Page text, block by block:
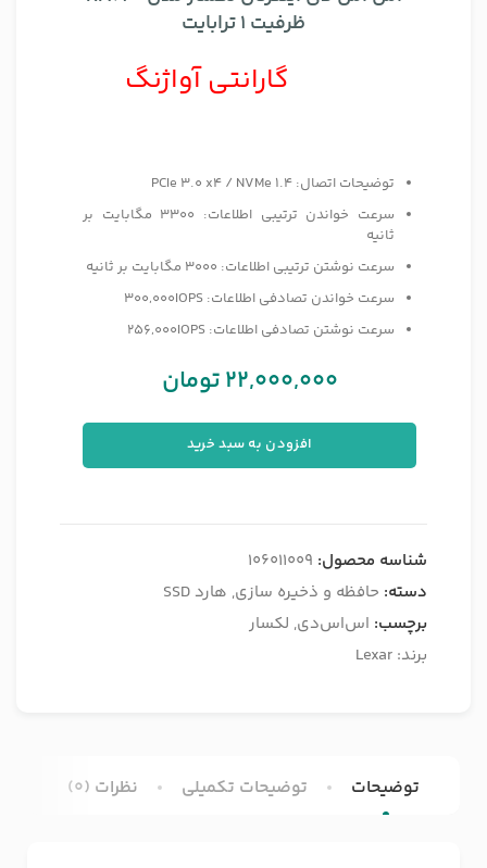
ظرفیت 1 ترابایت
گارانتی آواژنگ
توضیحات اتصال: PCIe 3.0 x4 / NVMe 1.4
سرعت خواندن ترتیبی اطلاعات: 3300 مگابایت بر
ثانیه
سرعت نوشتن ترتیبی اطلاعات: 3000 مگابایت بر ثانیه
سرعت خواندن تصادفی اطلاعات: 300,000IOPS
سرعت نوشتن تصادفی اطلاعات: 256,000IOPS
22,000,000تومان
افزودن به سبد خرید
شناسه محصول: 106011009
دسته: حافظه و ذخیره سازی, هارد SSD
برچسب: اس‌اس‌دی, لکسار
برند: Lexar
توضیحات توضیحات تکمیلی نظرات (0)